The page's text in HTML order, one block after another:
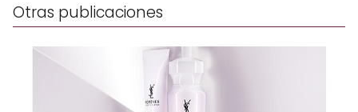
Otras publicaciones